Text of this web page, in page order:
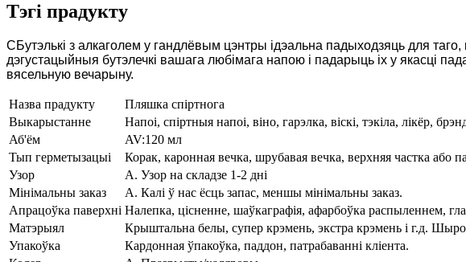
Тэгі прадукту
СБутэлькі з алкаголем у гандлёвым цэнтры ідэальна падыходзяць для
дэгустацыйныя бутэлечкі вашага любімага напою і падарыць іх у якасці
вясельную вечарыну.
Назва прадукту
Пляшка спіртнога
Выкарыстанне
Напоі, спіртныя напоі, віно, гарэлка, віскі, тэкіла, лікёр,
Аб'ём
AV:120 мл
Тып герметызацыі
Корак, каронная вечка, шрубавая вечка, верхняя частка або
Узор
A. Узор на складзе 1-2 дні
Мінімальны заказ
A. Калі ў нас ёсць запас, меншы мінімальны заказ.
Апрацоўка паверхні Налепка, цісненне, шаўкаграфія, афарбоўка распыленнем,
Матэрыял
Крыштальна белы, супер крэмень, экстра крэмень і г.д.
Упакоўка
Кардонная ўпакоўка, паддон, патрабаванні кліента.